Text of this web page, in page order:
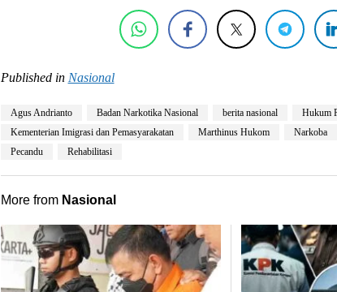
Published in Nasional
Agus Andrianto Badan Narkotika Nasional berita nasional Hukum
Kementerian Imigrasi dan Pemasyarakatan
Marthinus Hukom Narkoba
Pecandu
Rehabilitasi
More from Nasional